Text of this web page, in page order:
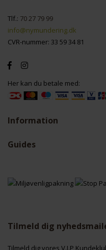
Tlf.: 70 27 79 99
info@nymundering.dk
CVR-nummer: 33 59 34 81
Her kan du betale med:
Information
Guides
Tilmeld dig
Tilmeld dig vores V.I.P